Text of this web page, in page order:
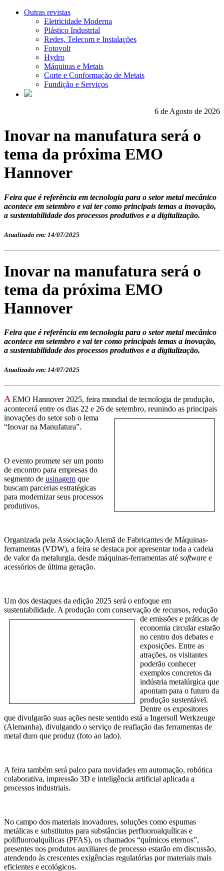
Outras revistas
Eletricidade Moderna
Plástico Industrial
Redes, Telecom e Instalações
Fotovolt
Hydro
Máquinas e Metais
Corte e Conformação de Metais
Fundição e Serviços
6 de Agosto de 2026
Inovar na manufatura será o
tema da próxima EMO
Hannover
Feira que é referência em tecnologia para o setor metal mecânico
acontece em setembro e vai ter como principais temas a inovação,
a sustentabilidade dos processos produtivos e a digitalização.
Atualizado em: 14/07/2025
Inovar na manufatura será o
tema da próxima EMO
Hannover
Feira que é referência em tecnologia para o setor metal mecânico
acontece em setembro e vai ter como principais temas a inovação,
a sustentabilidade dos processos produtivos e a digitalização.
Atualizado em: 14/07/2025
A EMO Hannover 2025, feira mundial de tecnologia de produção,
acontecerá entre os dias 22 e 26 de setembro, reunindo as principais
inovações do setor sob o lema
“Inovar na Manufatura”.
O evento promete ser um ponto
de encontro para empresas do
segmento de usinagem que
buscam parcerias estratégicas
para modernizar seus processos
produtivos.
Organizada pela Associação Alemã de Fabricantes de Máquinas-
ferramentas (VDW), a feira se destaca por apresentar toda a cadeia
de valor da metalurgia, desde máquinas-ferramentas até software e
acessórios de última geração.
Um dos destaques da edição 2025 será o enfoque em
sustentabilidade. A produção com conservação de recursos, redução
de emissões e práticas de
economia circular estarão
no centro dos debates e
exposições. Entre as
atrações, os visitantes
poderão conhecer
exemplos concretos da
indústria metalúrgica que
apontam para o futuro da
produção sustentável.
Dentre os expositores
que divulgarão suas ações neste sentido está a Ingersoll Werkzeuge
(Alemanha), divulgando o serviço de reafiação das ferramentas de
metal duro que produz (foto ao lado).
A feira também será palco para novidades em automação, robótica
colaborativa, impressão 3D e inteligência artificial aplicada a
processos industriais.
No campo dos materiais inovadores, soluções como espumas
metálicas e substitutos para substâncias perfluoroalquílicas e
polifluoroalquílicas (PFAS), os chamados “químicos eternos”,
presentes nos produtos auxiliares de processo estarão em discussão,
atendendo às crescentes exigências regulatórias por materiais mais
eficientes e ecológicos.